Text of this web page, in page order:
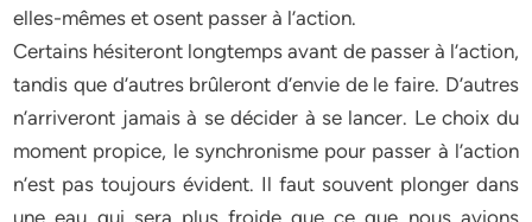
elles-mêmes et osent passer à l’action.
Certains hésiteront longtemps avant de passer à l’action,
tandis que d’autres brûleront d’envie de le faire. D’autres
n’arriveront jamais à se décider à se lancer. Le choix du
moment propice, le synchronisme pour passer à l’action
n’est pas toujours évident. Il faut souvent plonger dans
une eau qui sera plus froide que ce que nous avions